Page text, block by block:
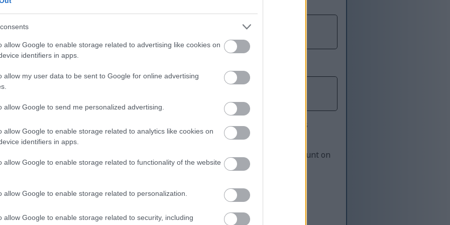
allow Google to enable storage related to advertising like cookies on
identifiers in apps.
allow my user data to be sent to Google for online advertising
allow Google to send me personalized advertising.
allow Google to enable storage related to analytics like cookies on
identifiers in apps.
allow Google to enable storage related to functionality of the website
allow Google to enable storage related to personalization.
allow Google to enable storage related to security, including
això:
caldrà reiniciar els serveis web i per lots. De vegades, fins i tot diverses
mètode en un entorn de producció o crític, però per arribar ràpidament a un punt on
financeres en una màquina de desenvolupament, funciona bé :-)
també et poden agradar aquests suggeriments: